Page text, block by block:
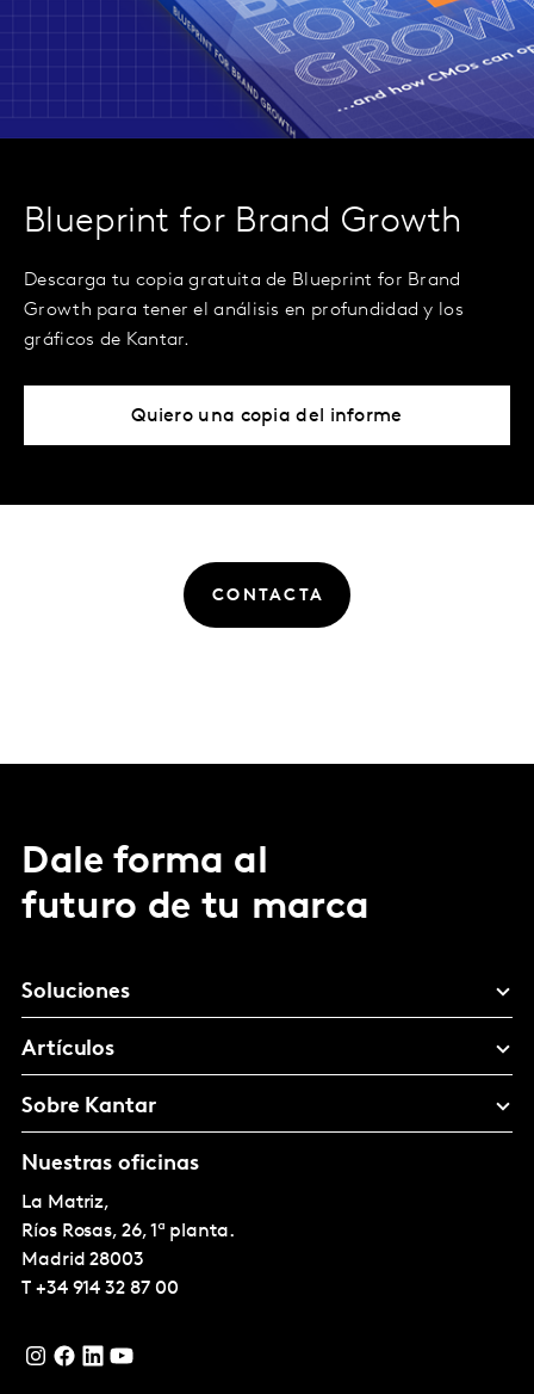
Blueprint for Brand Growth
Descarga tu copia gratuita de Blueprint for Brand
Growth para tener el análisis en profundidad y los
gráficos de Kantar.
Quiero una copia del informe
CONTACTA
Dale forma al
futuro de tu marca
Soluciones
Artículos
Sobre Kantar
Nuestras oficinas
La Matriz,
Ríos Rosas, 26, 1ª planta.
Madrid 28003
T +34 914 32 87 00